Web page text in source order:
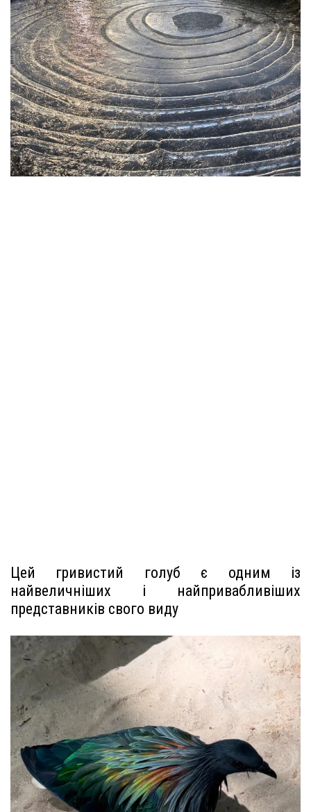
Цей гривистий голуб є одним із
найвеличніших і найпривабливіших
представників свого виду